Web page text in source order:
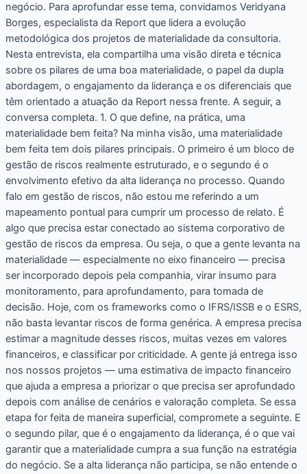
negócio. Para aprofundar esse tema, convidamos Veridyana
Borges, especialista da Report que lidera a evolução
metodológica dos projetos de materialidade da consultoria.
Nesta entrevista, ela compartilha uma visão direta e técnica
sobre os pilares de uma boa materialidade, o papel da dupla
abordagem, o engajamento da liderança e os diferenciais que
têm orientado a atuação da Report nessa frente. A seguir, a
conversa completa. 1. O que define, na prática, uma
materialidade bem feita? Na minha visão, uma materialidade
bem feita tem dois pilares principais. O primeiro é um bloco de
gestão de riscos realmente estruturado, e o segundo é o
envolvimento efetivo da alta liderança no processo. Quando
falo em gestão de riscos, não estou me referindo a um
mapeamento pontual para cumprir um processo de relato. É
algo que precisa estar conectado ao sistema corporativo de
gestão de riscos da empresa. Ou seja, o que a gente levanta na
materialidade — especialmente no eixo financeiro — precisa
ser incorporado depois pela companhia, virar insumo para
monitoramento, para aprofundamento, para tomada de
decisão. Hoje, com os frameworks como o IFRS/ISSB e o ESRS,
não basta levantar riscos de forma genérica. A empresa precisa
estimar a magnitude desses riscos, muitas vezes em valores
financeiros, e classificar por criticidade. A gente já entrega isso
nos nossos projetos — uma estimativa de impacto financeiro
que ajuda a empresa a priorizar o que precisa ser aprofundado
depois com análise de cenários e valoração completa. Se essa
etapa for feita de maneira superficial, compromete a seguinte. E
o segundo pilar, que é o engajamento da liderança, é o que vai
garantir que a materialidade cumpra a sua função na estratégia
do negócio. Se a alta liderança não participa, se não entende o